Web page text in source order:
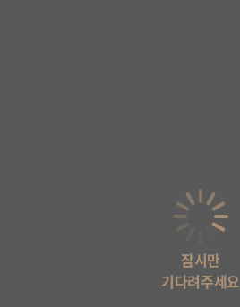
잠시만
기다려주세요